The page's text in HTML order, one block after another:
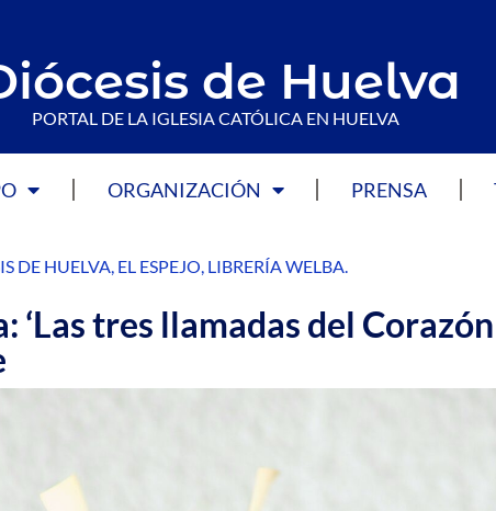
de Huelva
PORTAL DE LA IGLESIA CATÓLICA EN HUELVA
ORGANIZACIÓN PRENSA
DE HUELVA, EL ESPEJO, LIBRERÍA WELBA.
tres llamadas del Corazón